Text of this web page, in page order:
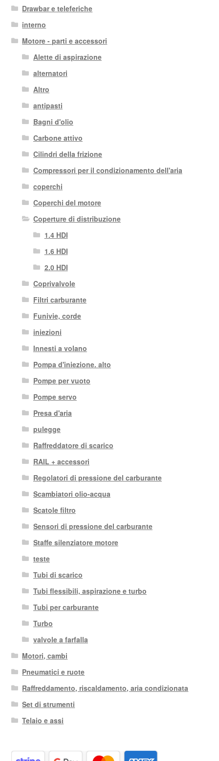
Drawbar e teleferiche
interno
Motore - parti e accessori
Alette di aspirazione
alternatori
Altro
antipasti
Bagni d'olio
Carbone attivo
Cilindri della frizione
Compressori per il condizionamento dell'aria
coperchi
Coperchi del motore
Coperture di distribuzione
1.4 HDI
1.6 HDI
2.0 HDI
Coprivalvole
Filtri carburante
Funivie, corde
iniezioni
Innesti a volano
Pompa d'iniezione. alto
Pompe per vuoto
Pompe servo
Presa d'aria
pulegge
Raffreddatore di scarico
RAIL + accessori
Regolatori di pressione del carburante
Scambiatori olio-acqua
Scatole filtro
Sensori di pressione del carburante
Staffe silenziatore motore
teste
Tubi di scarico
Tubi flessibili, aspirazione e turbo
Tubi per carburante
Turbo
valvole a farfalla
Motori, cambi
Pneumatici e ruote
Raffreddamento, riscaldamento, aria condizionata
Set di strumenti
Telaio e assi